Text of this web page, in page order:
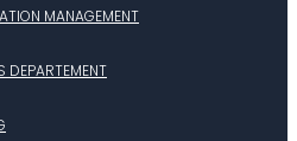
MANAGEMENT
DEPARTEMENT